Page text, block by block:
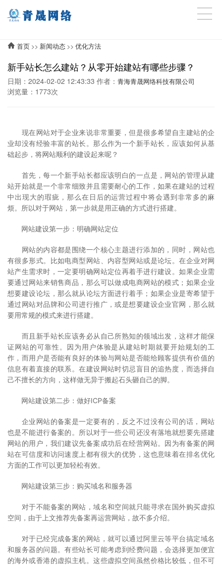
首页 >> 新闻动态 >> 优化方法
新手站长怎么建站？从零开始建站有哪些步骤？
日期：2024-02-02 12:43:33 作者： 青海青晟网络科技有限公司
浏览量：1773次
现在网站对于企业来说非常重要，但是很多希望自主建站的企
业却没有经验丰富的站长。那么作为一个新手站长，应该如何从基
础起步，将网站顺利的建设起来呢？
首先，每一个新手站长都应该明白的一点是，网站的管理从建
站开始就是一个非常细致并且需要耐心的工作，如果在建站的过程
中出现大的瑕疵，那么在日后的运营过程中将会遇到非常多的麻
烦。所以对于网站，第一步就是用正确的方式进行搭建。
网站建设第一步：明确网站定位
网站的内容都是围绕一个核心主题进行添加的，同时，网站也
有很多形式。比如电商型网站、内容型网站或是论坛。在企业对网
站产生需求时，一定要明确网站定位再着手进行建设。如果企业需
要通过网站来销售商品，那么可以做成电商网站的模式；如果企业
想要建设论坛，那么就从论坛方面进行着手；如果企业是寄希望于
通过网站对品牌和公司进行推广，或是想要建设企业官网，那么就
要用常规的模式来进行搭建。
而且新手站长应该务必从自己所熟知的领域出发，这样才能保
证网站的可靠性。因为用户体验是从建站时期就要开始规划的工
作，而用户是否能有良好的体验与网站是否能给顾客提供有价值的
信息有着直接的联系。在建设网站时切忌盲目的追热度，而选择自
己不擅长的方向，这样做无异于搬起石头砸自己的脚。
网站建设第二步：做好ICP备案
企业网站的备案是一定要有的，反之不过没有公司的话，网站
也是不能进行备案的。所以对于一些公司还没有落地就想要先搭建
网站的用户，我们建议先备案成功后在经营网站。因为有备案的网
站在可信度和访问速度上都有很大的优势，这也意味着在排名优化
方面的工作可以更加轻松有效。
网站建设第三步：购买域名和服务器
对于不能备案的网站，域名和空间就只能寻求在国外购买虚拟
空间，由于上文推荐先备案再运营网站，故不多介绍。
对于已经完成备案的网站，就可以通过阿里云等平台搞定域名
和服务器的问题。有些站长可能考虑到经费问题，会选择更加便宜
的海外或香港的虚拟主机。这些虚拟空间虽然价格比较低，但不可